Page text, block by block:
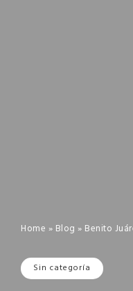
Home » Blog » Benito
Sin categoría